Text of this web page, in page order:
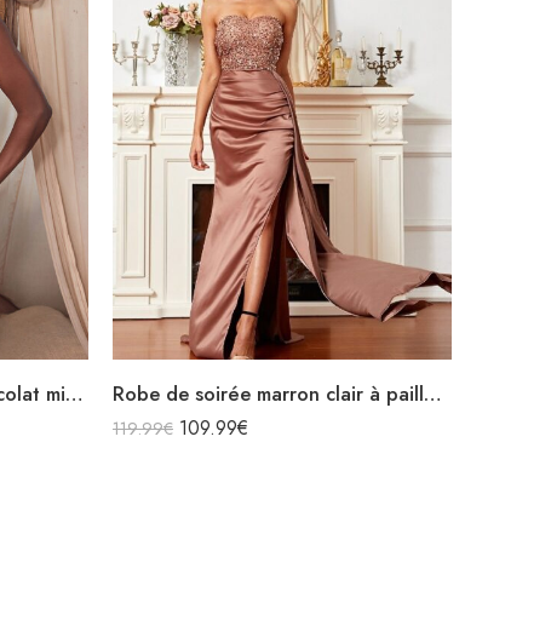
Robe de soirée marron chocolat midi moulante en satin décolleté sans manches fendue drapée Robe de soirée marron clair à paillettes bustier en satin sans manches
119.99€ 109.99€